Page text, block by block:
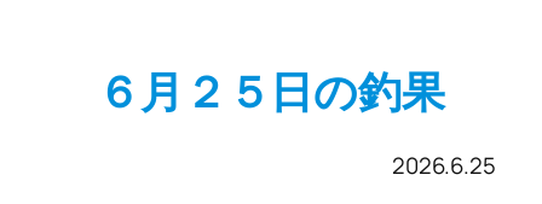
６月２５日の釣果
2026.6.25